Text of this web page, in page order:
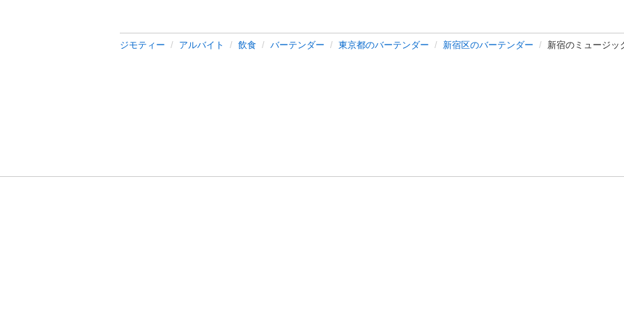
ジモティー アルバイト 飲食 バーテンダー 東京都のバーテンダー 新宿区のバーテンダー 新宿のミュージッ